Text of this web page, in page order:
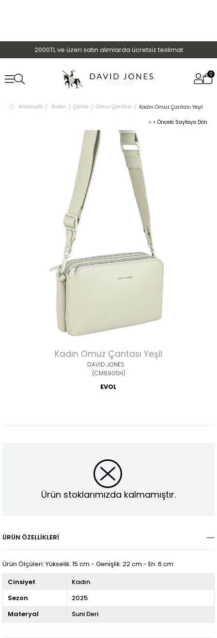
2000TL ve üzeri satın alımlarda ücretsiz teslimat
0
Anasayfa Kadın Çanta Omuz Çantası Kadın Omuz Çantası Yeşil
< < Önceki Sayfaya Dön
Kadın Omuz Çantası Yeşil
DAVID JONES
(CM6905H)
EVOL
Ürün stoklarımızda kalmamıştır.
ÜRÜN ÖZELLIKLERI
Ürün Ölçüleri: Yükselik: 15 cm - Genişlik: 22 cm - En: 6 cm
Cinsiyet
Kadın
Sezon
2025
Materyal
Suni Deri